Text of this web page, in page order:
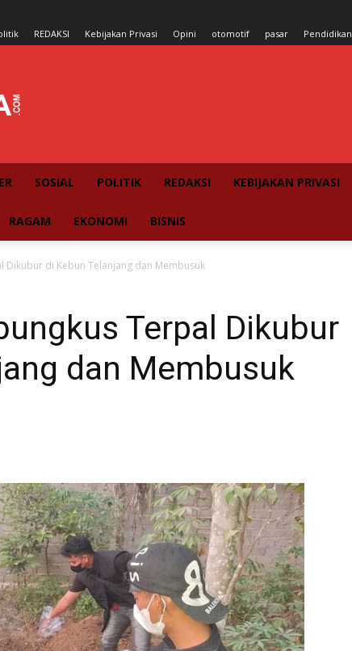
REDAKSI Kebijakan Privasi Opini otomotif pasar Pendidikan
SOSIAL POLITIK REDAKSI KEBIJAKAN PRIVASI
RAGAM EKONOMI BISNIS
Dikubur di Kebun Telanjang dan Membusuk
Terpal Dikubur
dan Membusuk